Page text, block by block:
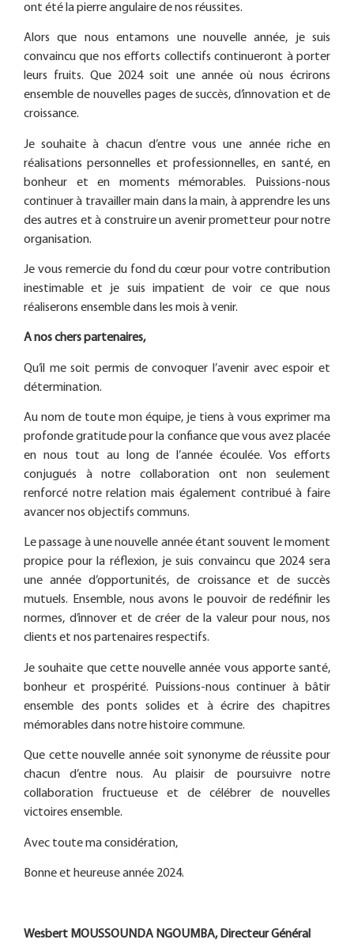
ont été la pierre angulaire de nos réussites.
Alors que nous entamons une nouvelle année, je suis
convaincu que nos efforts collectifs continueront à porter
leurs fruits. Que 2024 soit une année où nous écrirons
ensemble de nouvelles pages de succès, d’innovation et de
croissance.
Je souhaite à chacun d’entre vous une année riche en
réalisations personnelles et professionnelles, en santé, en
bonheur et en moments mémorables. Puissions-nous
continuer à travailler main dans la main, à apprendre les uns
des autres et à construire un avenir prometteur pour notre
organisation.
Je vous remercie du fond du cœur pour votre contribution
inestimable et je suis impatient de voir ce que nous
réaliserons ensemble dans les mois à venir.
A nos chers partenaires,
Qu’il me soit permis de convoquer l’avenir avec espoir et
détermination.
Au nom de toute mon équipe, je tiens à vous exprimer ma
profonde gratitude pour la confiance que vous avez placée
en nous tout au long de l’année écoulée. Vos efforts
conjugués à notre collaboration ont non seulement
renforcé notre relation mais également contribué à faire
avancer nos objectifs communs.
Le passage à une nouvelle année étant souvent le moment
propice pour la réflexion, je suis convaincu que 2024 sera
une année d’opportunités, de croissance et de succès
mutuels. Ensemble, nous avons le pouvoir de redéfinir les
normes, d’innover et de créer de la valeur pour nous, nos
clients et nos partenaires respectifs.
Je souhaite que cette nouvelle année vous apporte santé,
bonheur et prospérité. Puissions-nous continuer à bâtir
ensemble des ponts solides et à écrire des chapitres
mémorables dans notre histoire commune.
Que cette nouvelle année soit synonyme de réussite pour
chacun d’entre nous. Au plaisir de poursuivre notre
collaboration fructueuse et de célébrer de nouvelles
victoires ensemble.
Avec toute ma considération,
Bonne et heureuse année 2024.
Wesbert MOUSSOUNDA NGOUMBA, Directeur Général